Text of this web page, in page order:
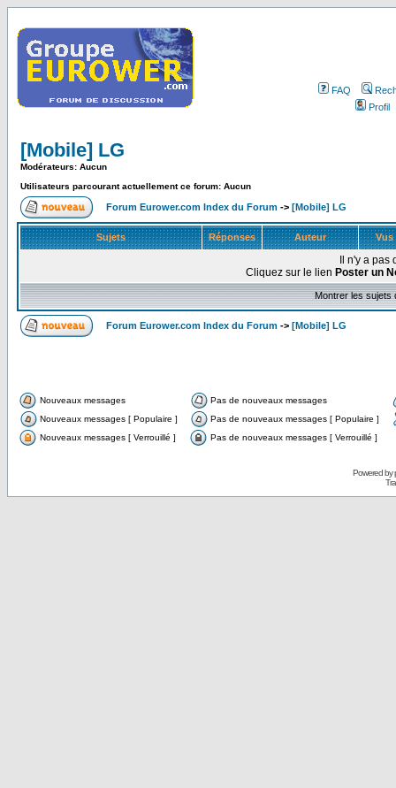
FAQ
Profil
[Mobile] LG
Modérateurs: Aucun
Utilisateurs parcourant actuellement ce forum: Aucun
Forum Eurower.com Index du Forum -> [Mobile] LG
Sujets Réponses Auteur Vus
Il n'y a
Cliquez sur le lien Poster un
Montrer les sujets
Forum Eurower.com Index du Forum -> [Mobile] LG
Nouveaux messages
Pas de nouveaux messages
Nouveaux messages [ Populaire ]
Pas de nouveaux messages [ Populaire ]
Nouveaux messages [ Verrouillé ]
Pas de nouveaux messages [ Verrouillé ]
Powered by